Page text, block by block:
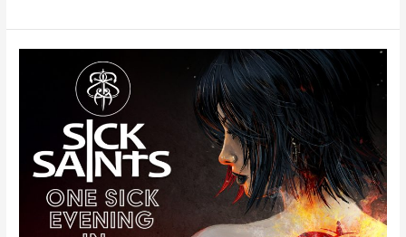
Evening
in….
VooDoo.